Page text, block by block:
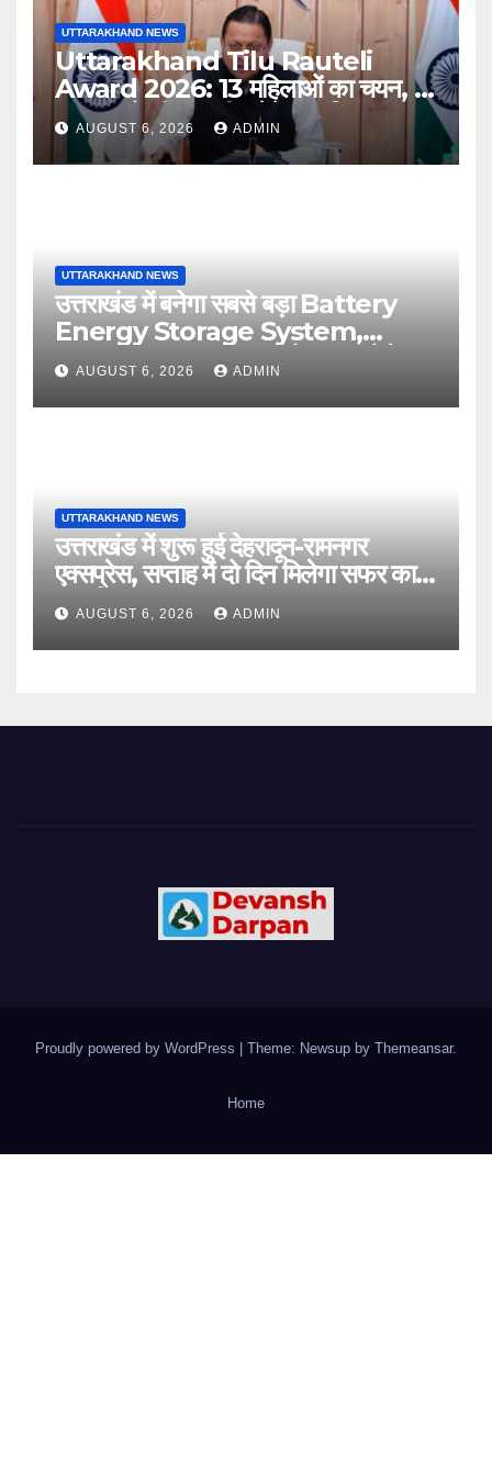
UTTARAKHAND NEWS
Uttarakhand Tilu Rauteli
Award 2026: 13 महिलाओं का चयन, 8
अगस्त को सीएम धामी करेंगे सम्मानित
AUGUST 6, 2026 ADMIN
UTTARAKHAND NEWS
उत्तराखंड में बनेगा सबसे बड़ा Battery
Energy Storage System,
UJVNL लगाएगा 352 करोड़ का प्रोजेक्ट
AUGUST 6, 2026 ADMIN
UTTARAKHAND NEWS
उत्तराखंड में शुरू हुई देहरादून-रामनगर
एक्सप्रेस, सप्ताह में दो दिन मिलेगा सफर का
नया विकल्प
AUGUST 6, 2026 ADMIN
Proudly powered by WordPress Theme: Newsup by Themeansar.
Home